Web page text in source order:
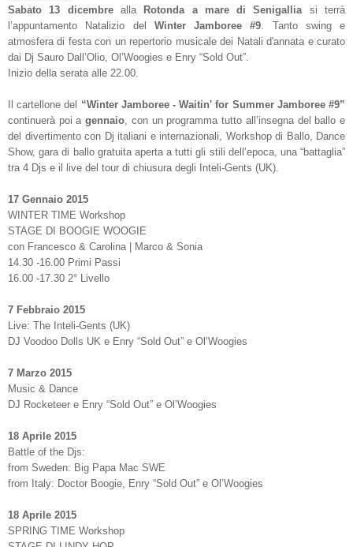
Sabato 13 dicembrealla Rotonda a mare di Senigallia si terrà
l’appuntamento Natalizio del Winter Jamboree #9 . Tanto swing e
atmosfera di festa con un repertorio musicale dei Natali d'annata e curato
dai Dj Sauro Dall’Olio, Ol’Woogies e Enry “Sold Out”.
Inizio della serata alle 22.00.
Il cartellone del “Winter Jamboree - Waitin' for Summer Jamboree #9”
continuerà poi agennaio , con un programma tutto all’insegna del ballo e
del divertimento con Dj italiani e internazionali, Workshop di Ballo, Dance
Show, gara di ballo gratuita aperta a tutti gli stili dell’epoca, una “battaglia”
tra 4 Djs e il live del tour di chiusura degli Inteli-Gents (UK).
17 Gennaio 2015
WINTER TIME Workshop
STAGE DI BOOGIE WOOGIE
con Francesco & Carolina | Marco & Sonia
14.30 -16.00 Primi Passi
16.00 -17.30 2° Livello
7 Febbraio 2015
Live: The Inteli-Gents (UK)
DJ Voodoo Dolls UK e Enry “Sold Out” e Ol’Woogies
7 Marzo 2015
Music & Dance
DJ Rocketeer e Enry “Sold Out” e Ol’Woogies
18 Aprile 2015
Battle of the Djs:
from Sweden: Big Papa Mac SWE
from Italy: Doctor Boogie, Enry “Sold Out” e Ol’Woogies
18 Aprile 2015
SPRING TIME Workshop